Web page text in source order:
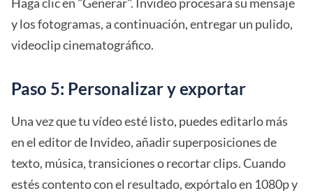
y los fotogramas, a continuación, entregar un pulido,
videoclip cinematográfico.
Paso 5: Personalizar y exportar
Una vez que tu vídeo esté listo, puedes editarlo más
en el editor de Invideo, añadir superposiciones de
texto, música, transiciones o recortar clips. Cuando
estés contento con el resultado, expórtalo en 1080p y